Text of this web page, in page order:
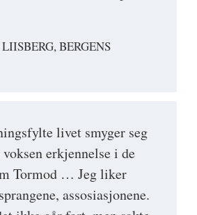
BERGENS
livet smyger seg
erkjennelse i de
Tormod … Jeg liker
assosiasjonene.